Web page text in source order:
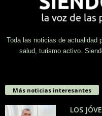
Toda las noticias de actualidad
salud, turismo activo.
Más noticias interesantes
LOS